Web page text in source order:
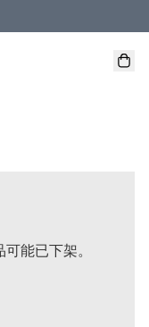
、本地取貨 )
能已下架。